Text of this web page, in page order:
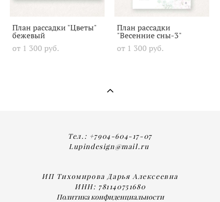
План рассадки "Цветы"
бежевый
от 1 300 pуб.
План рассадки
"Весенние сны-3"
от 1 300 pуб.
Тел.: +7904-604-17-07
Lupindesign@mail.ru
ИП Тихомирова Дарья Алексеевна
ИНН: 781140751680
Политика конфиденциальности